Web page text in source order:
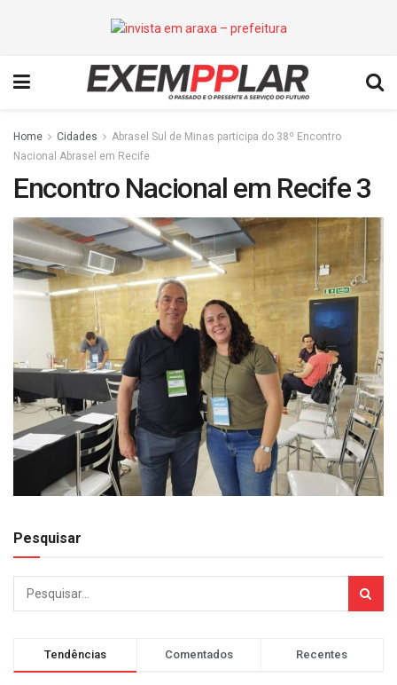
Home Cidades
Abrasel Sul de Minas participa do 38º Encontro
Nacional Abrasel em Recife
Encontro Nacional em Recife 3
Pesquisar
Tendências Comentados Recentes